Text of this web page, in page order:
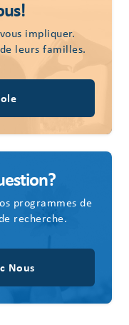
impliquer.
leurs familles.
programmes de
recherche.
Nous